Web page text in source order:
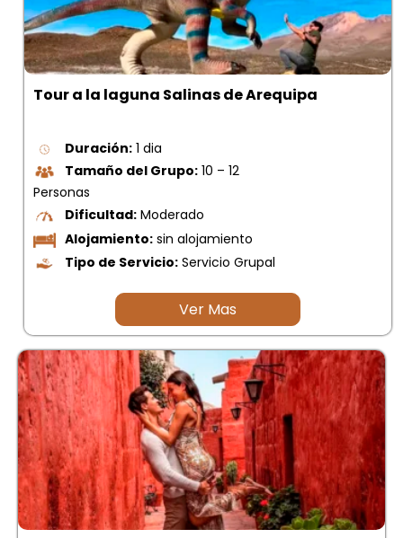
Tour a la laguna Salinas de Arequipa
Duración: 1 dia
Tamaño del Grupo: 10 – 12
Personas
Dificultad: Moderado
Alojamiento: sin alojamiento
Tipo de Servicio: Servicio Grupal
Ver Mas